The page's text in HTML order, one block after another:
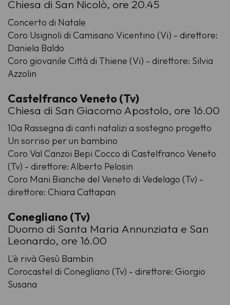
Chiesa di San Nicolò, ore 20.45
Concerto di Natale
Coro Usignoli di Camisano Vicentino (Vi) - direttore:
Daniela Baldo
Coro giovanile Città di Thiene (Vi) - direttore: Silvia
Azzolin
Castelfranco Veneto (Tv)
Chiesa di San Giacomo Apostolo, ore 16.00
10a Rassegna di canti natalizi a sostegno progetto
Un sorriso per un bambino
Coro Val Canzoi Bepi Cocco di Castelfranco Veneto
(Tv) - direttore: Alberto Pelosin
Coro Mani Bianche del Veneto di Vedelago (Tv) -
direttore: Chiara Cattapan
Conegliano (Tv)
Duomo di Santa Maria Annunziata e San
Leonardo, ore 16.00
L'è rivà Gesù Bambin
Corocastel di Conegliano (Tv) - direttore: Giorgio
Susana